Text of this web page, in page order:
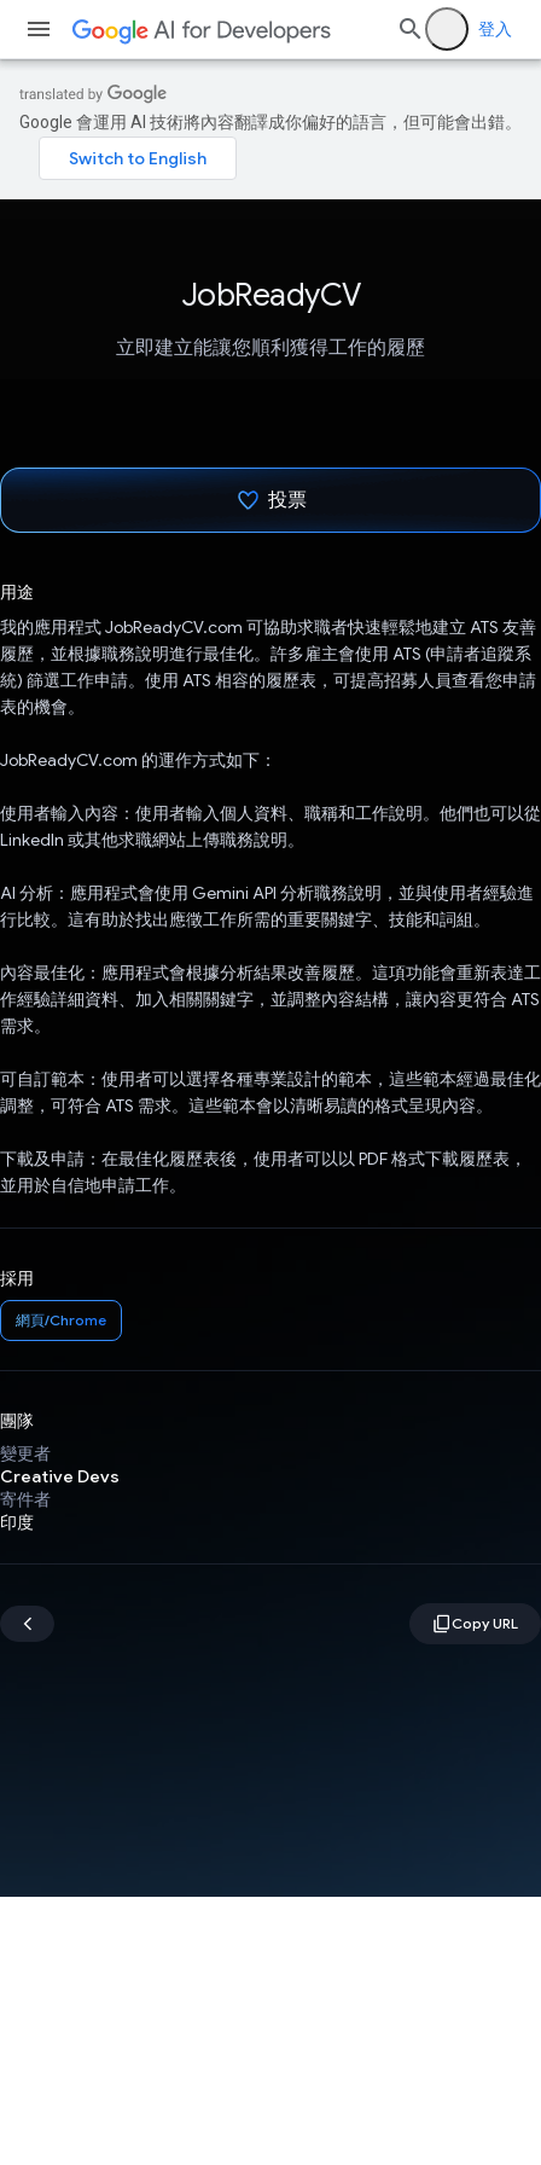
登入
Google 會運用 AI 技術將內容翻譯成你偏好的語言，但可能會出錯。
JobReadyCV
立即建立能讓您順利獲得工作的履歷
投票
用途
我的應用程式 JobReadyCV.com 可協助求職者快速輕鬆地建立 ATS 友善
履歷，並根據職務說明進行最佳化。許多雇主會使用 ATS (申請者追蹤系
統) 篩選工作申請。使用 ATS 相容的履歷表，可提高招募人員查看您申請
表的機會。
JobReadyCV.com 的運作方式如下：
使用者輸入內容：使用者輸入個人資料、職稱和工作說明。他們也可以從
LinkedIn 或其他求職網站上傳職務說明。
AI 分析：應用程式會使用 Gemini API 分析職務說明，並與使用者經驗進
行比較。這有助於找出應徵工作所需的重要關鍵字、技能和詞組。
內容最佳化：應用程式會根據分析結果改善履歷。這項功能會重新表達工
作經驗詳細資料、加入相關關鍵字，並調整內容結構，讓內容更符合 ATS
需求。
可自訂範本：使用者可以選擇各種專業設計的範本，這些範本經過最佳化
調整，可符合 ATS 需求。這些範本會以清晰易讀的格式呈現內容。
下載及申請：在最佳化履歷表後，使用者可以以 PDF 格式下載履歷表，
並用於自信地申請工作。
採用
網頁/Chrome
團隊
變更者
Creative Devs
寄件者
印度